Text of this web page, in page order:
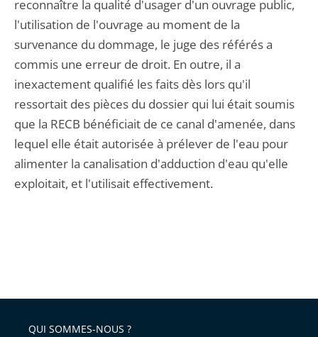
reconnaître la qualité d'usager d'un ouvrage public,
l'utilisation de l'ouvrage au moment de la
survenance du dommage, le juge des référés a
commis une erreur de droit. En outre, il a
inexactement qualifié les faits dès lors qu'il
ressortait des pièces du dossier qui lui était soumis
que la RECB bénéficiait de ce canal d'amenée, dans
lequel elle était autorisée à prélever de l'eau pour
alimenter la canalisation d'adduction d'eau qu'elle
exploitait, et l'utilisait effectivement.
QUI SOMMES-NOUS ?